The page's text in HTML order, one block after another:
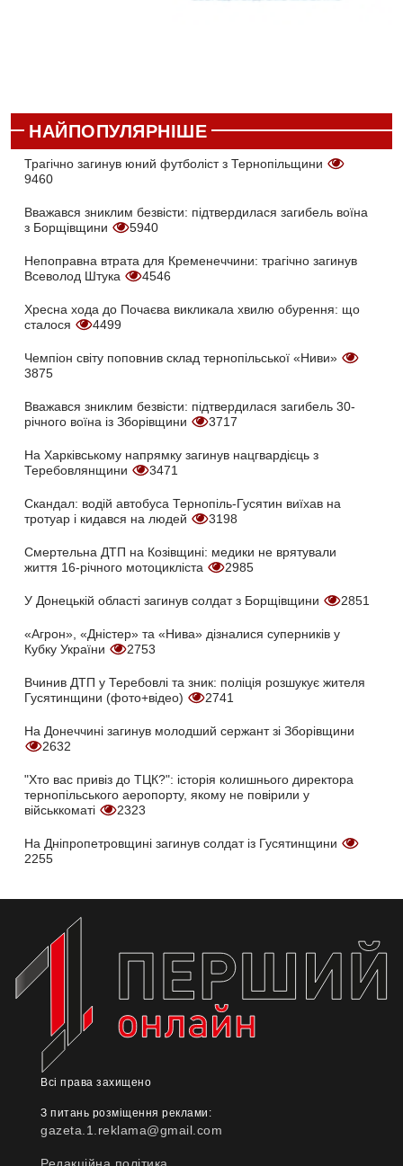
НАЙПОПУЛЯРНІШЕ
Трагічно загинув юний футболіст з Тернопільщини
9460
Вважався зниклим безвісти: підтвердилася загибель воїна
з Борщівщини
5940
Непоправна втрата для Кременеччини: трагічно загинув
Всеволод Штука
4546
Хресна хода до Почаєва викликала хвилю обурення: що
сталося
4499
Чемпіон світу поповнив склад тернопільської «Ниви»
3875
Вважався зниклим безвісти: підтвердилася загибель 30-
річного воїна із Зборівщини
3717
На Харківському напрямку загинув нацгвардієць з
Теребовлянщини
3471
Скандал: водій автобуса Тернопіль-Гусятин виїхав на
тротуар і кидався на людей
3198
Смертельна ДТП на Козівщині: медики не врятували
життя 16-річного мотоцикліста
2985
У Донецькій області загинув солдат з Борщівщини 2851
«Агрон», «Дністер» та «Нива» дізналися суперників у
Кубку України
2753
Вчинив ДТП у Теребовлі та зник: поліція розшукує жителя
Гусятинщини (фото+відео)
2741
На Донеччині загинув молодший сержант зі Зборівщини
2632
"Хто вас привіз до ТЦК?": історія колишнього директора
тернопільського аеропорту, якому не повірили у
військкоматі
2323
На Дніпропетровщині загинув солдат із Гусятинщини
2255
Всі права захищено
З питань розміщення реклами:
gazeta.1.reklama@gmail.com